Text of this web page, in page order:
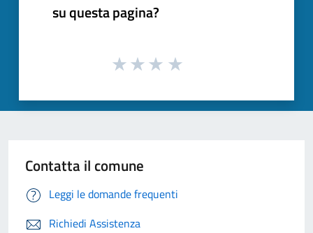
su questa pagina?
Contatta il comune
Leggi le domande frequenti
Richiedi Assistenza